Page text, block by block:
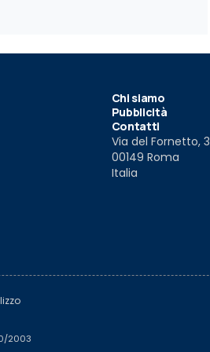
Chi siamo
Pubblicità
Contatti
Via del Fornetto, 3
00149 Roma
Italia
2003